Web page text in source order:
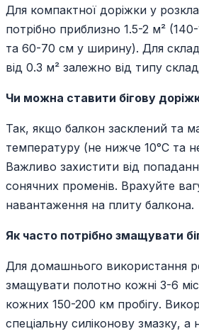
Для компактної доріжки у
потрібно приблизно 1.5-2 м²
та 60-70 см у ширину). Для
від 0.3 м² залежно від типу
Чи можна ставити бігову
Так, якщо балкон засклений та
температуру (не нижче 10°C та
Важливо захистити від
сонячних променів. Врахуйте
навантаження на плиту балкона.
Як часто потрібно змащувати
Для домашнього використання
змащувати полотно кожні 3-6
кожних 150-200 км пробігу.
спеціальну силіконову змазку, а